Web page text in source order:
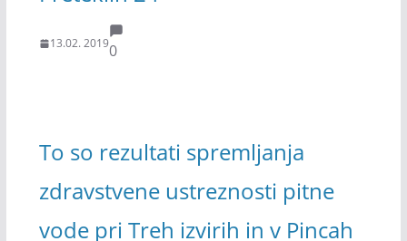
13.02. 20190
To so rezultati spremljanja
zdravstvene ustreznosti pitne
vode pri Treh izvirih in v Pincah